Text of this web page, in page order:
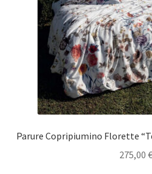
Parure Copripiumino Florette
275,00 €